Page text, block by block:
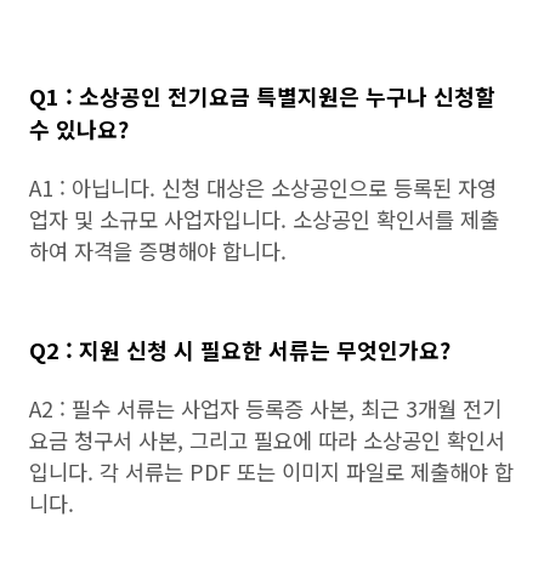
Q1 : 소상공인 전기요금 특별지원은 누구나 신청할
수 있나요?
A1 : 아닙니다. 신청 대상은 소상공인으로 등록된 자영
업자 및 소규모 사업자입니다. 소상공인 확인서를 제출
하여 자격을 증명해야 합니다.
Q2 : 지원 신청 시 필요한 서류는 무엇인가요?
A2 : 필수 서류는 사업자 등록증 사본, 최근 3개월 전기
요금 청구서 사본, 그리고 필요에 따라 소상공인 확인서
입니다. 각 서류는 PDF 또는 이미지 파일로 제출해야 합
니다.